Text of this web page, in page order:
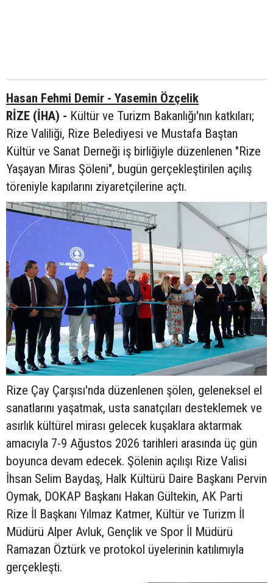
Hasan Fehmi Demir - Yasemin Özçelik
RİZE (İHA) - Kültür ve Turizm Bakanlığı'nın katkıları;
Rize Valiliği, Rize Belediyesi ve Mustafa Baştan
Kültür ve Sanat Derneği iş birliğiyle düzenlenen "Rize
Yaşayan Miras Şöleni", bugün gerçekleştirilen açılış
töreniyle kapılarını ziyaretçilerine açtı.
Rize Çay Çarşısı'nda düzenlenen şölen, geleneksel el
sanatlarını yaşatmak, usta sanatçıları desteklemek ve
asırlık kültürel mirası gelecek kuşaklara aktarmak
amacıyla 7-9 Ağustos 2026 tarihleri arasında üç gün
boyunca devam edecek. Şölenin açılışı Rize Valisi
İhsan Selim Baydaş, Halk Kültürü Daire Başkanı Pervin
Oymak, DOKAP Başkanı Hakan Gültekin, AK Parti
Rize İl Başkanı Yılmaz Katmer, Kültür ve Turizm İl
Müdürü Alper Avluk, Gençlik ve Spor İl Müdürü
Ramazan Öztürk ve protokol üyelerinin katılımıyla
gerçekleşti.